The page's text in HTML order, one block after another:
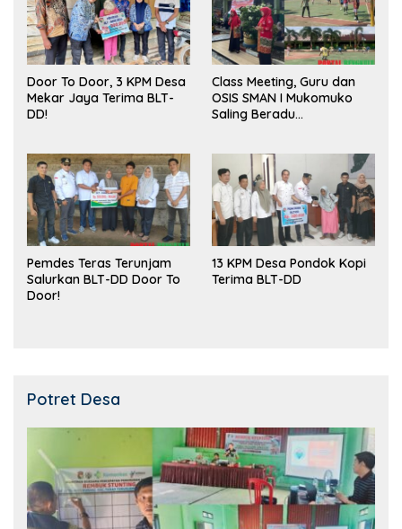
Door To Door, 3 KPM Desa
Mekar Jaya Terima BLT-
DD!
Class Meeting, Guru dan
OSIS SMAN I Mukomuko
Saling Beradu
Pemdes Teras Terunjam
Salurkan BLT-DD Door To
Door!
13 KPM Desa Pondok Kopi
Terima BLT-DD
Potret Desa